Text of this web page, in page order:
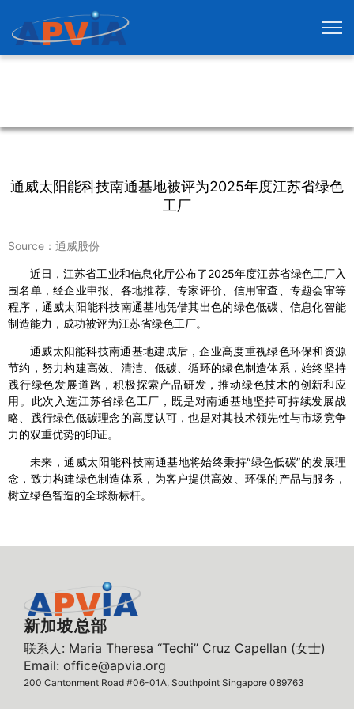
通威太阳能科技南通基地被评为2025年度江苏省绿色
工厂
Source：通威股份
近日，江苏省工业和信息化厅公布了2025年度江苏省绿色工厂入
围名单，经企业申报、各地推荐、专家评价、信用审查、专题会审等
程序，通威太阳能科技南通基地凭借其出色的绿色低碳、信息化智能
制造能力，成功被评为江苏省绿色工厂。
通威太阳能科技南通基地建成后，企业高度重视绿色环保和资源
节约，努力构建高效、清洁、低碳、循环的绿色制造体系，始终坚持
践行绿色发展道路，积极探索产品研发，推动绿色技术的创新和应
用。此次入选江苏省绿色工厂，既是对南通基地坚持可持续发展战
略、践行绿色低碳理念的高度认可，也是对其技术领先性与市场竞争
力的双重优势的印证。
未来，通威太阳能科技南通基地将始终秉持“绿色低碳”的发展理
念，致力构建绿色制造体系，为客户提供高效、环保的产品与服务，
树立绿色智造的全球新标杆。
新加坡总部
联系人: Maria Theresa “Techi” Cruz Capellan (女士)
Email: office@apvia.org
200 Cantonment Road #06-01A, Southpoint Singapore 089763